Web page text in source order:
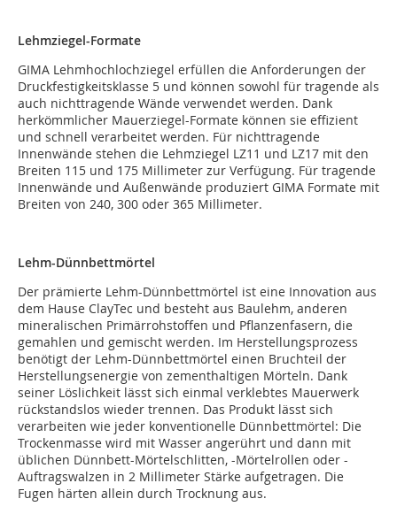
Lehmziegel-Formate
GIMA Lehmhochlochziegel erfüllen die Anforderungen der
Druckfestigkeitsklasse 5 und können sowohl für tragende als
auch nichttragende Wände verwendet werden. Dank
herkömmlicher Mauerziegel-Formate können sie effizient
und schnell verarbeitet werden. Für nichttragende
Innenwände stehen die Lehmziegel LZ11 und LZ17 mit den
Breiten 115 und 175 Millimeter zur Verfügung. Für tragende
Innenwände und Außenwände produziert GIMA Formate mit
Breiten von 240, 300 oder 365 Millimeter.
Lehm-Dünnbettmörtel
Der prämierte Lehm-Dünnbettmörtel ist eine Innovation aus
dem Hause ClayTec und besteht aus Baulehm, anderen
mineralischen Primärrohstoffen und Pflanzenfasern, die
gemahlen und gemischt werden. Im Herstellungsprozess
benötigt der Lehm-Dünnbettmörtel einen Bruchteil der
Herstellungsenergie von zementhaltigen Mörteln. Dank
seiner Löslichkeit lässt sich einmal verklebtes Mauerwerk
rückstandslos wieder trennen. Das Produkt lässt sich
verarbeiten wie jeder konventionelle Dünnbettmörtel: Die
Trockenmasse wird mit Wasser angerührt und dann mit
üblichen Dünnbett-Mörtelschlitten, -Mörtelrollen oder -
Auftragswalzen in 2 Millimeter Stärke aufgetragen. Die
Fugen härten allein durch Trocknung aus.